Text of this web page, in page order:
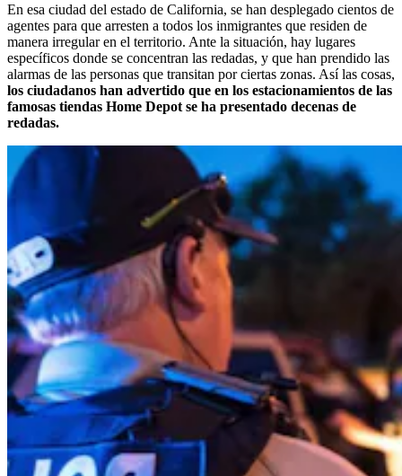
En esa ciudad del estado de California, se han desplegado cientos de
agentes para que arresten a todos los inmigrantes que residen de
manera irregular en el territorio. Ante la situación, hay lugares
específicos donde se concentran las redadas, y que han prendido las
alarmas de las personas que transitan por ciertas zonas. Así las cosas,
los ciudadanos han advertido que en los estacionamientos de las
famosas tiendas Home Depot se ha presentado decenas de
redadas.